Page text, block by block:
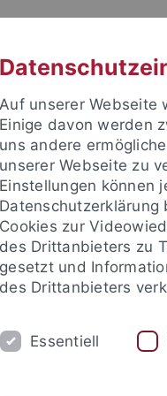
Hinweise
der
Nutzungskonzept
Auf unserer Webseite
Einige davon werden
uns andere
unserer Webseite zu
Einstellungen können
Cookies zur
des Drittanbieters zu
gesetzt und
des Drittanbieters
Essentiell